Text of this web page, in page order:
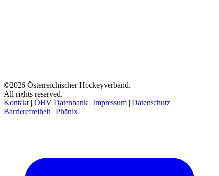
©2026 Österreichischer Hockeyverband.
All rights reserved.
Kontakt | ÖHV Datenbank | Impressum | Datenschutz |
Barrierefreiheit | Phönix